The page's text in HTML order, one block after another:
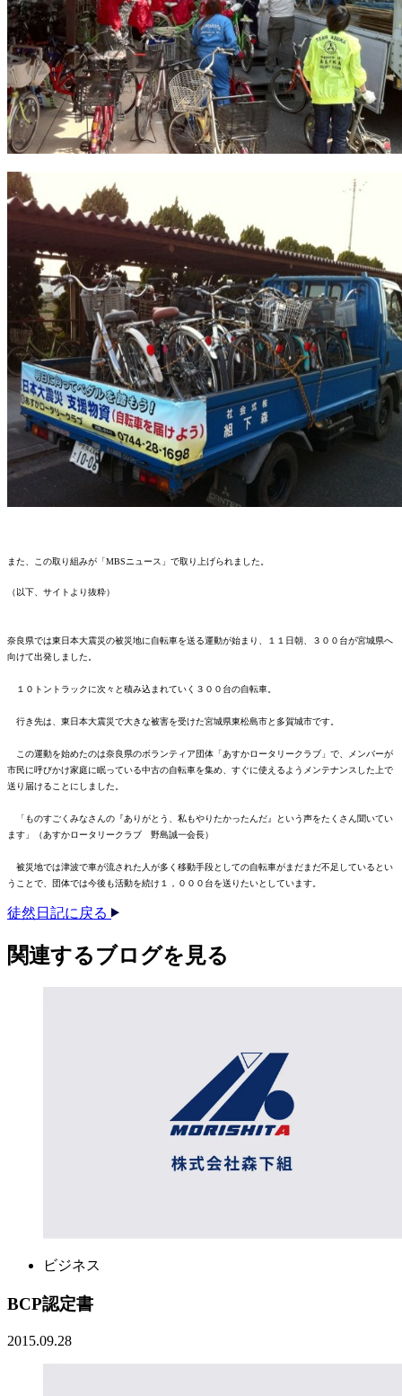
また、この取り組みが「MBSニュース」で取り上げられました。
（以下、サイトより抜粋）
奈良県では東日本大震災の被災地に自転車を送る運動が始まり、１１日朝、３００台が宮城県へ
向けて出発しました。
１０トントラックに次々と積み込まれていく３００台の自転車。
行き先は、東日本大震災で大きな被害を受けた宮城県東松島市と多賀城市です。
この運動を始めたのは奈良県のボランティア団体「あすかロータリークラブ」で、メンバーが
市民に呼びかけ家庭に眠っている中古の自転車を集め、すぐに使えるようメンテナンスした上で
送り届けることにしました。
「ものすごくみなさんの『ありがとう、私もやりたかったんだ』という声をたくさん聞いてい
ます」（あすかロータリークラブ 野島誠一会長）
被災地では津波で車が流された人が多く移動手段としての自転車がまだまだ不足しているとい
うことで、団体では今後も活動を続け１，０００台を送りたいとしています。
徒然日記に戻る
関連する​ブログを​見る​
ビジネス
BCP認定書
2015.09.28